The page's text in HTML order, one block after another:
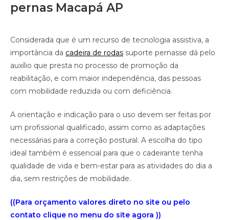
pernas Macapá AP
Considerada que é um recurso de tecnologia assistiva, a
importância da cadeira de rodas suporte pernasse dá pelo
auxílio que presta no processo de promoção da
reabilitação, e com maior independência, das pessoas
com mobilidade reduzida ou com deficiência.
A orientação e indicação para o uso devem ser feitas por
um profissional qualificado, assim como as adaptações
necessárias para a correção postural. A escolha do tipo
ideal também é essencial para que o cadeirante tenha
qualidade de vida e bem-estar para as atividades do dia a
dia, sem restrições de mobilidade.
((Para orçamento valores direto no site ou pelo
contato clique no menu do site agora ))